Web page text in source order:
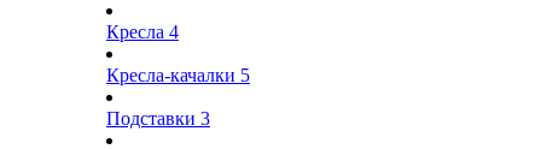
Кресла 4
Кресла-качалки 5
Подставки 3